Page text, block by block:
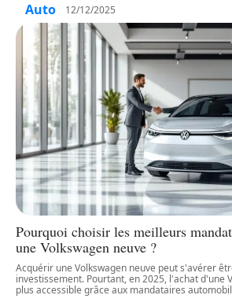
Auto 12/12/2025
Pourquoi choisir les meilleurs
une Volkswagen neuve ?
Acquérir une Volkswagen neuve peut s'avérer
investissement. Pourtant, en 2025, l'achat d'une
plus accessible grâce aux mandataires